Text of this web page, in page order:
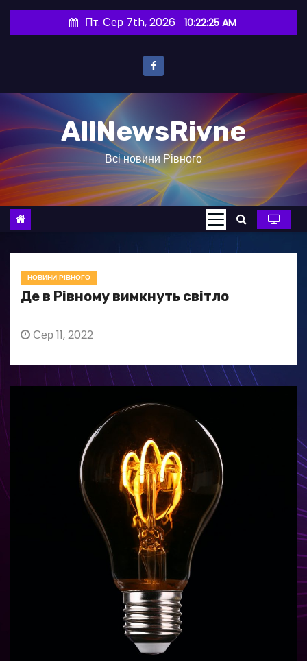
и
о
в
Пт. Сер 7th, 2026 10:22:25 AM
AllNewsRivne
Всі новини Рівного
НОВИНИ РІВНОГО
Де в Рівному вимкнуть світло
Сер 11, 2022